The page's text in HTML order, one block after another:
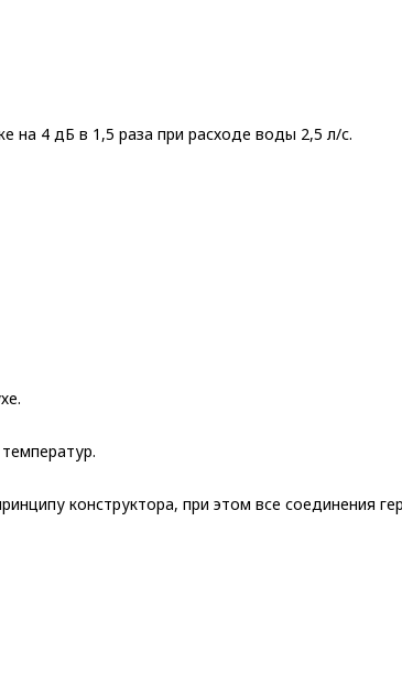
на 4 дБ в 1,5 раза при расходе воды 2,5 л/с.
конструктора, при этом все соединения